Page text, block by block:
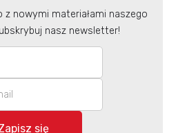
z nowymi materiałami naszego
nasz newsletter!